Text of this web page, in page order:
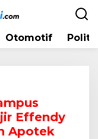
Otomotif
Effendy
Apotek